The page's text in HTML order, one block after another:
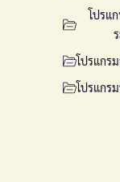
โปรแ
โปรแกร
โปรแกร